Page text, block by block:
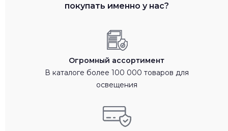
покупать именно у нас?
Огромный ассортимент
В каталоге более 100 000 товаров для
освещения